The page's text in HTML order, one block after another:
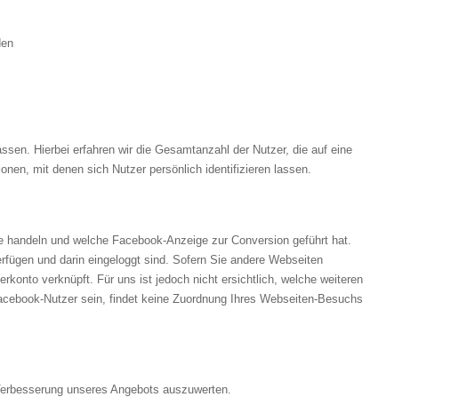
Hierbei erfahren wir die Gesamtanzahl der Nutzer, die auf eine
mit denen sich Nutzer persönlich identifizieren lassen.
und welche Facebook-Anzeige zur Conversion geführt hat.
und darin eingeloggt sind. Sofern Sie andere Webseiten
verknüpft. Für uns ist jedoch nicht ersichtlich, welche weiteren
Nutzer sein, findet keine Zuordnung Ihres Webseiten-Besuchs
unseres Angebots auszuwerten.